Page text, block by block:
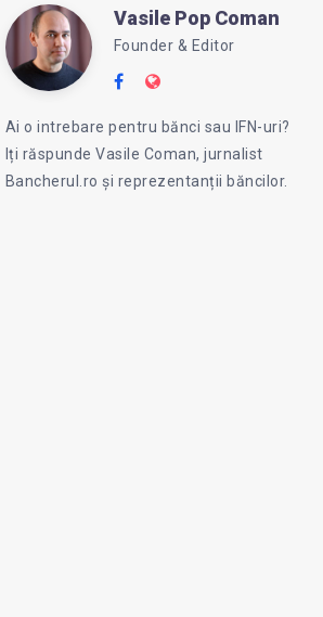
Vasile
Pop
Coman
Vasile Pop Coman
Founder & Editor
Follow
on
Website:
Ai o intrebare pentru bănci sau IFN-uri?
Iți răspunde Vasile Coman, jurnalist
Bancherul.ro și reprezentanții băncilor.